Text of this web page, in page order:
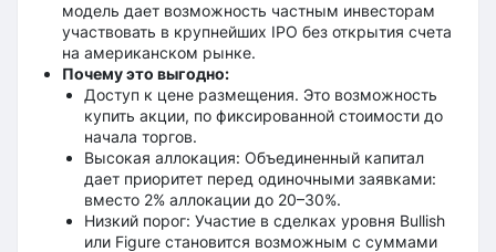
модель дает возможность частным инвесторам
участвовать в крупнейших IPO без открытия счета
на американском рынке.
Почему это выгодно:
Доступ к цене размещения. Это возможность
купить акции, по фиксированной стоимости до
начала торгов.
Высокая аллокация: Объединенный капитал
дает приоритет перед одиночными заявками:
вместо 2% аллокации до 20–30%.
Низкий порог: Участие в сделках уровня Bullish
или Figure становится возможным с суммами